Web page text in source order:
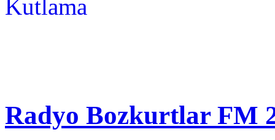
Radyo Bozkurtlar FM